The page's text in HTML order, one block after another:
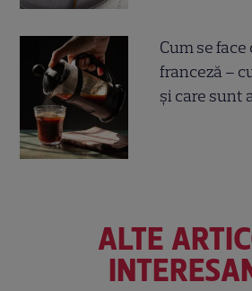
Cum se
franceză –
și care sunt
ALTE